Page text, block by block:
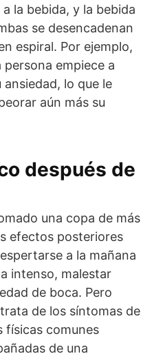
la bebida, y la bebida
se desencadenan
espiral. Por ejemplo,
persona empiece a
lo que le
aún más su
después de
una copa de más
efectos posteriores
a la mañana
intenso, malestar
de boca. Pero
de los síntomas de
físicas comunes
de una